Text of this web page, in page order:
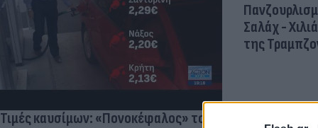
Τιμές καυσίμων: «Πονοκέφαλος» το
Σαλάχ -
της